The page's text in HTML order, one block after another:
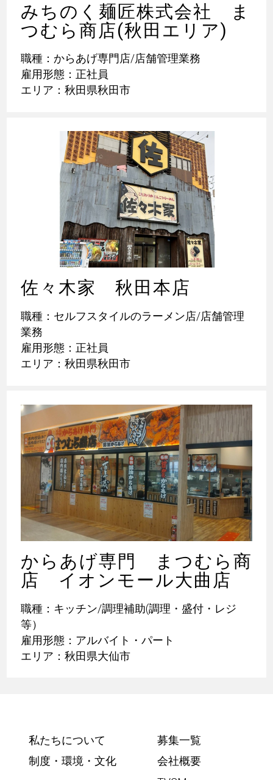
みちのく麺匠株式会社 ま
つむら商店(秋田エリア)
職種：からあげ専門店/店舗管理業務
雇用形態：正社員
エリア：秋田県秋田市
佐々木家 秋田本店
職種：セルフスタイルのラーメン店/店舗管理
業務
雇用形態：正社員
エリア：秋田県秋田市
からあげ専門 まつむら商
店 イオンモール大曲店
職種：キッチン/調理補助(調理・盛付・レジ
等）
雇用形態：アルバイト・パート
エリア：秋田県大仙市
私たちについて
制度・環境・文化
募集一覧
会社概要